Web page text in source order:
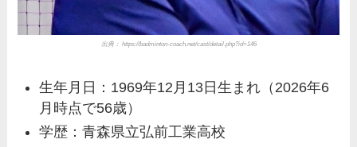
出典： https://badminton-coach.net/cast/detail.php?id=146
生年月日：1969年12月13日生まれ（2026年6
月時点で56歳）
学歴：青森県立弘前工業高校